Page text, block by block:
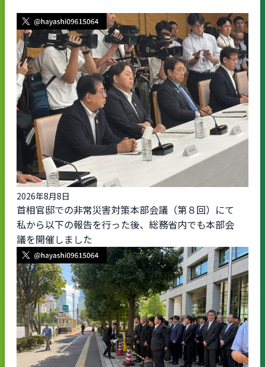
2026年8月8日
首相官邸での非常災害対策本部会議（第８回）にて
私から以下の報告を行った後、総務省内でも本部会
議を開催しました